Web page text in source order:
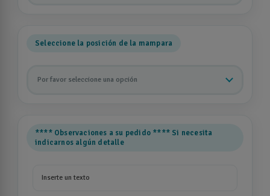
Seleccione la posición de la mampara
Por favor seleccione una opción
**** Observaciones a su pedido **** Si necesita
indicarnos algún detalle